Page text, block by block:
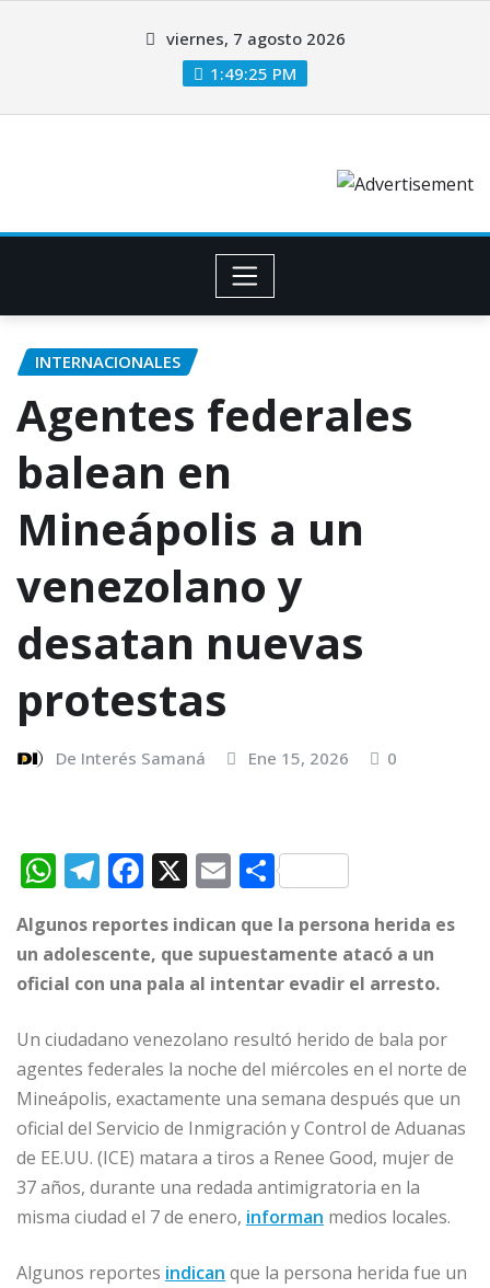
viernes, 7 agosto 2026
1:49:26 PM
INTERNACIONALES
Agentes federales
balean en
Mineápolis a un
venezolano y
desatan nuevas
protestas
De Interés Samaná Ene 15, 2026 0
W
at
s
p
p
T
e
g
m
F
c
e
b
o
o
k
X E
ai
l
C
m
p
ti
r
Algunos reportes indican que la persona herida es
un adolescente, que supuestamente atacó a un
oficial con una pala al intentar evadir el arresto.
Un ciudadano venezolano resultó herido de bala por
agentes federales la noche del miércoles en el norte de
Mineápolis, exactamente una semana después que un
oficial del Servicio de Inmigración y Control de Aduanas
de EE.UU. (ICE) matara a tiros a Renee Good, mujer de
37 años, durante una redada antimigratoria en la
misma ciudad el 7 de enero, informan medios locales.
Algunos reportes indican que la persona herida fue un